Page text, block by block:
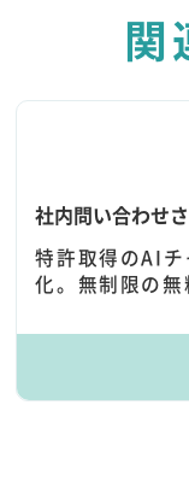
関
社内問い合わせ
特許取得のAI
化。無制限の